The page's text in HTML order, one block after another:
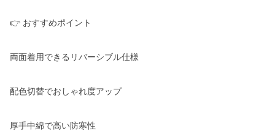
👉 おすすめポイント
両面着用できるリバーシブル仕様
配色切替でおしゃれ度アップ
厚手中綿で高い防寒性